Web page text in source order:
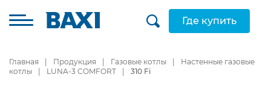
Где купить
Главная Продукция Газовые котлы
Настенные газовые
котлы
LUNA-3 COMFORT 310 Fi